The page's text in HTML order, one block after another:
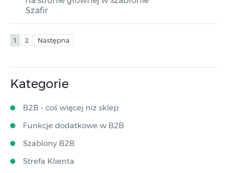
Szafir
1 2 Następna
Kategorie
B2B - coś więcej niż sklep
Funkcje dodatkowe w B2B
Szablony B2B
Strefa Klienta